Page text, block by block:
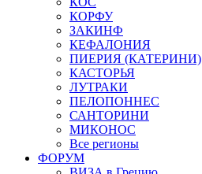
КОРФУ
ЗАКИНФ
КЕФАЛОНИЯ
ПИЕРИЯ (КАТЕРИНИ)
КАСТОРЬЯ
ЛУТРАКИ
ПЕЛОПОННЕС
САНТОРИНИ
МИКОНОС
Все регионы
ФОРУМ